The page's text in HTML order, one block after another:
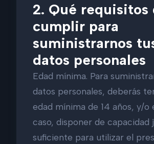
2. Qué requisitos
cumplir para
suministrarnos
datos personales
Edad mínima. Para
datos personales, deberás
edad mínima de 14 años, y/o
caso, disponer de capacidad
suficiente para utilizar el